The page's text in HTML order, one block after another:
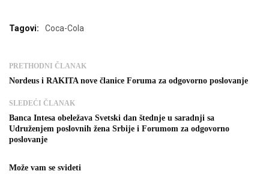
Tagovi: Coca-Cola
PRETHODNI ČLANAK
Nordeus i RAKITA nove članice Foruma za odgovorno poslovanje
SLEDEĆI ČLANAK
Banca Intesa obeležava Svetski dan štednje u saradnji sa
Udruženjem poslovnih žena Srbije i Forumom za odgovorno
poslovanje
Može vam se svideti